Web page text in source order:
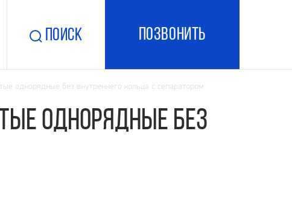
Поиск ПОзвонить
однорядные без внутреннего кольца с сепаратором
однорядные без